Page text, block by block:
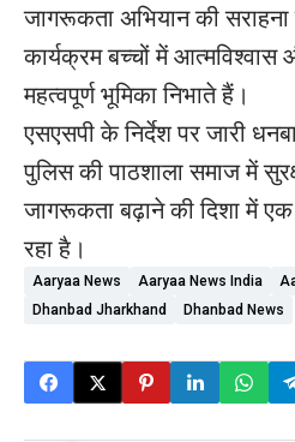
जागरूकता अभियान की
कार्यक्रम बच्चों में आत्मविश्वास
महत्वपूर्ण भूमिका निभाते हैं।
एसएसपी के निर्देश पर जारी
पुलिस की पाठशाला समाज में
जागरूकता बढ़ाने की दिशा में एक
रहा है।
Aaryaa News Aaryaa News India
Dhanbad Jharkhand
Dhanbad News